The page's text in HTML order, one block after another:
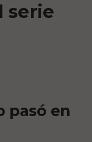
serie
pasó en